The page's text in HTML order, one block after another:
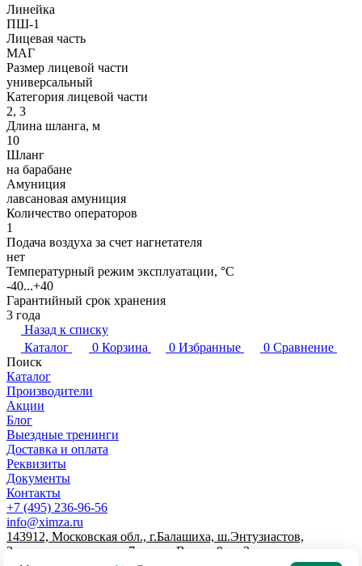
Линейка
ПШ-1
Лицевая часть
МАГ
Размер лицевой части
универсальный
Категория лицевой части
2, 3
Длина шланга, м
10
Шланг
на барабане
Амуниция
лавсановая амуниция
Количество операторов
1
Подача воздуха за счет нагнетателя
нет
Температурный режим эксплуатации, °C
-40...+40
Гарантийный срок хранения
3 года
Назад к списку
Каталог
0 Корзина 0 Избранные 0 Сравнение
Поиск
Каталог
Производители
Акции
Блог
Выездные тренинги
Доставка и оплата
Реквизиты
Документы
Контакты
+7 (495) 236-96-56
info@ximza.ru
143912, Московская обл., г.Балашиха, ш.Энтузиастов,
Западная промзона, д.7, литер В, пом.9, эт.2